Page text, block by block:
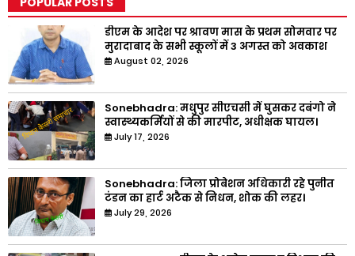
डीएम के आदेश पर श्रावण मास के प्रथम सोमवार पर
मुरादाबाद के सभी स्कूलों में 3 अगस्त को अवकाश
August 02, 2026
Sonebhadra: मधुपुर सीएचसी में घुसकर दबंगो ने
स्वास्थ्यकर्मियों से की मारपीट, अधीक्षक घायल।
July 17, 2026
Sonebhadra: जिला प्रोबेशन अधिकारी रहे पुनीत
टंडन का हार्ट अटैक से निधन, शोक की लहर।
July 29, 2026